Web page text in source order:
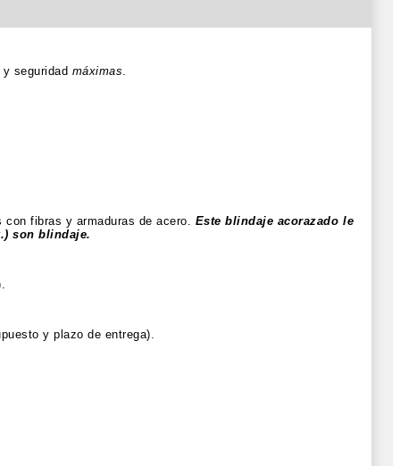
seguridad máximas.
fibras y armaduras de acero. Este blindaje acorazado le
son blindaje.
y plazo de entrega).